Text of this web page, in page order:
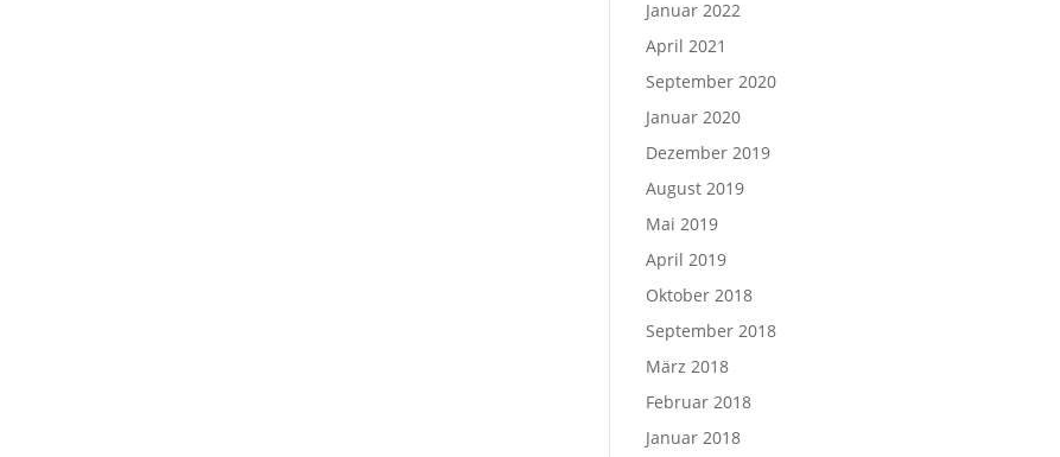
Januar 2022
April 2021
September 2020
Januar 2020
Dezember 2019
August 2019
Mai 2019
April 2019
Oktober 2018
September 2018
März 2018
Februar 2018
Januar 2018